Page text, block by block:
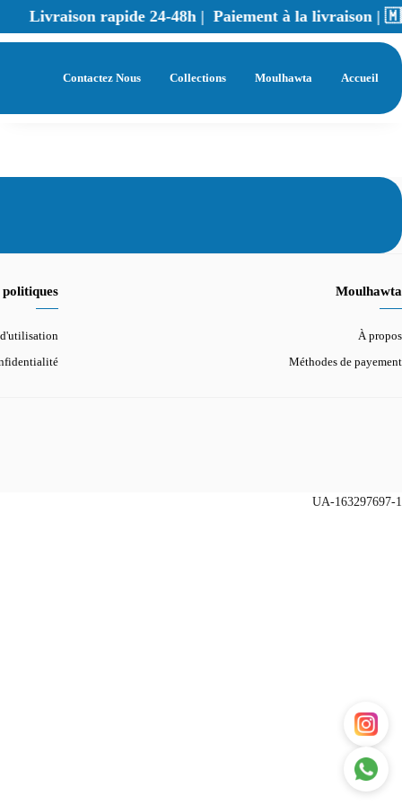
Livraison rapide 24-48h | Paiement à la livraison |
Accueil
Moulhawta
Collections
Contactez Nous
Moulhawta
À propos
Méthodes de payement
UA-163297697-1